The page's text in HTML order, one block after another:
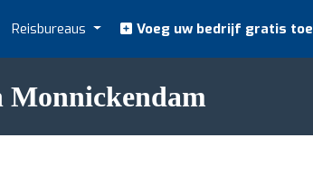
Reisbureaus Voeg uw bedrijf gratis toe
Monnickendam